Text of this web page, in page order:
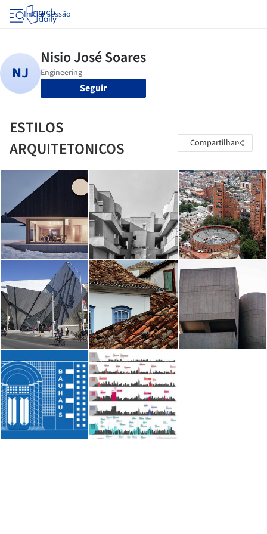
Iniciar sessão
Seguir
ESTILOS
ARQUITETONICOS
Compartilhar